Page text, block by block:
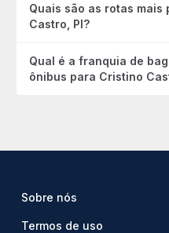
Quais são as rotas
Castro, PI?
Qual é a franquia de
ônibus para Cristino
Sobre nós
Termos de uso